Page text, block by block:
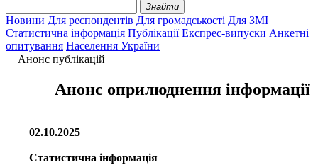
Знайти
Новини Для респондентів Для громадськості Для ЗМІ
Статистична інформація Публікації Експрес-випуски Анкетні
опитування Населення України
Анонс публікацій
Анонс оприлюднення інформації
02.10.2025
Cтатистична інформація